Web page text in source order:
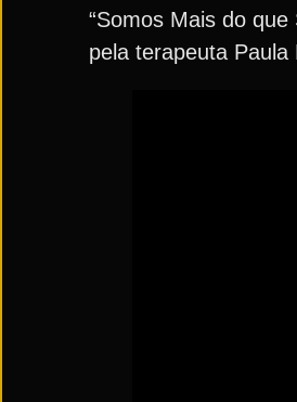
“Somos Mais do
pela terapeuta Paula